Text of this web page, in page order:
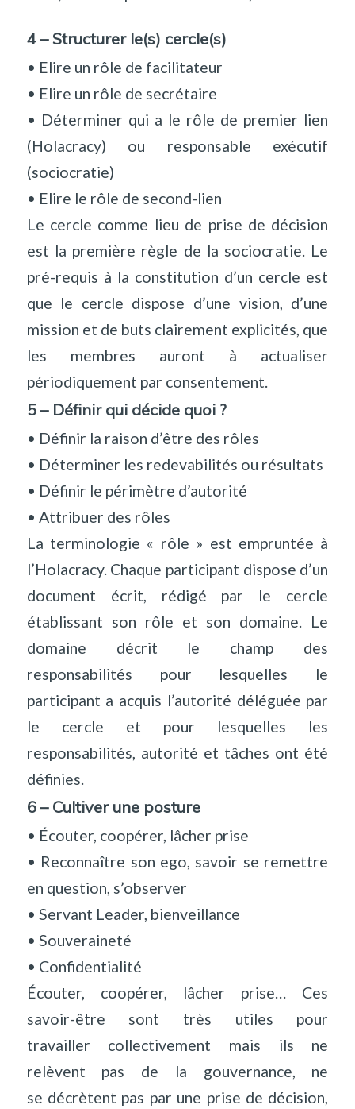
4 – Structurer le(s) cercle(s)
• Elire un rôle de facilitateur
• Elire un rôle de secrétaire
• Déterminer qui a le rôle de premier lien
(Holacracy) ou responsable exécutif
(sociocratie)
• Elire le rôle de second-lien
Le cercle comme lieu de prise de décision
est la première règle de la sociocratie. Le
pré-requis à la constitution d’un cercle est
que le cercle dispose d’une vision, d’une
mission et de buts clairement explicités, que
les membres auront à actualiser
périodiquement par consentement.
5 – Définir qui décide quoi ?
• Définir la raison d’être des rôles
• Déterminer les redevabilités ou résultats
• Définir le périmètre d’autorité
• Attribuer des rôles
La terminologie « rôle » est empruntée à
l’Holacracy. Chaque participant dispose d’un
document écrit, rédigé par le cercle
établissant son rôle et son domaine. Le
domaine décrit le champ des
responsabilités pour lesquelles le
participant a acquis l’autorité déléguée par
le cercle et pour lesquelles les
responsabilités, autorité et tâches ont été
définies.
6 – Cultiver une posture
• Écouter, coopérer, lâcher prise
• Reconnaître son ego, savoir se remettre
en question, s’observer
• Servant Leader, bienveillance
• Souveraineté
• Confidentialité
Écouter, coopérer, lâcher prise… Ces
savoir-être sont très utiles pour
travailler collectivement mais ils ne
relèvent pas de la gouvernance, ne
se décrètent pas par une prise de décision,